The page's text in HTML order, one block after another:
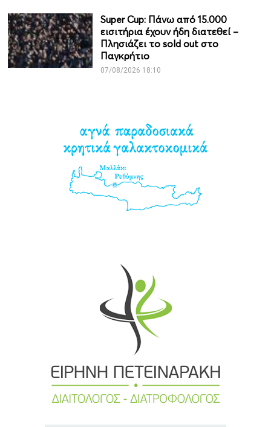
Super Cup: Πάνω από 15.000
εισιτήρια έχουν ήδη διατεθεί –
Πλησιάζει το sold out στο
Παγκρήτιο
07/08/2026 18:10